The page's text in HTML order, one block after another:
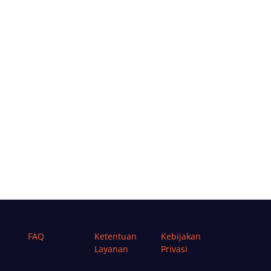
FAQ
Ketentuan
Layanan
Kebijakan
Privasi